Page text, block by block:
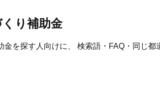
り補助金
金を探す人向けに、 検索語・FAQ・同じ